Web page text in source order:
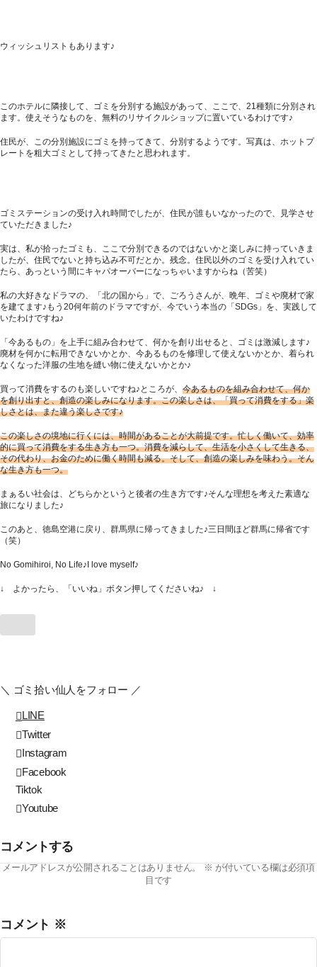
ウィッシュリストもあります♪
このホテルに隣接して、ゴミを分別する施設があって、ここで、21種類に分別され
ます。使えそうなものを、無料のリサイクルショップに置いているわけです♪
住民が、この分別施設にゴミを持ってきて、分別するようです。写真は、ホットプ
レートを粗大ゴミとして持ってきたと思われます。
ゴミステーションの受け入れ時間でしたが、住民が誰もいなかったので、見学させ
ていただきました♪
実は、私が拾ったゴミも、ここで分別できるのではないかと楽しみに持っていきま
したが、住民でないと持ち込み不可だとか。残念。住民以外のゴミを受け入れてい
たら、あっという間にキャパオーバーになっちゃいますからね（苦笑）
私の大好きなドラマの、「北の国から」で、ごろうさんが、晩年、ゴミや廃材で家
を建てます♪もう20何年前のドラマですが、今でいう本当の「SDGs」を、実践して
いたわけですね♪
「今あるもの」を上手に組み合わせて、何かを創り出せると、ゴミは激減します♪
廃材を何かに転用できないかとか、今あるものを修理して使えないかとか、着られ
なくなった洋服の生地を縫い物に使えないかとか♪
買って消費をするのも楽しいですね♪ところが、 今あるものを組み合わせて、何か
を創り出すと、創造の楽しみになります。この楽しさは、「買って消費をする」楽
しさとは、また違う楽しさです♪
この楽しさの境地に行くには、時間があることが大前提です。忙しく働いて、効率
的に買って消費をする生き方も一つ。消費を減らして、生活を小さくして生きる、
その代わり、お金のために働く時間も減る。そして、創造の楽しみを味わう。そん
な生き方も一つ。
まぁるい社会は、どちらかというと後者の生き方です♪そんな理想を考えた素適な
旅になりました♪
このあと、徳島空港に戻り、群馬県に帰ってきました♪三日間ほど群馬に帰省です
（笑）
No Gomihiroi, No Life♪I love myself♪
↓ よかったら、「いいね」ボタン押してくださいね♪ ↓
＼ ゴミ拾い仙人をフォロー ／
LINE
Twitter
Instagram
Facebook
Tiktok
Youtube
コメントする
メールアドレスが公開されることはありません。 ※ が付いている欄は必須項
目です
コメント ※